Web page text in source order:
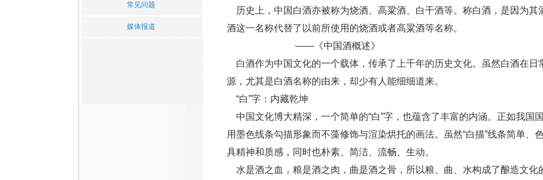
常见问题
媒体报道
历史上，中国白酒亦被称为烧酒、高粱酒、白干酒等。称白酒，是因为
酒这一名称代替了以前所使用的烧酒或者高粱酒等名称。
——《中国酒概述》
白酒作为中国文化的一个载体，传承了上千年的历史文化。虽然白酒在日
源，尤其是白酒名称的由来，却少有人能细细道来。
“白”字：内藏乾坤
中国文化博大精深，一个简单的“白”字，也蕴含了丰富的内涵。正如我国
用墨色线条勾描形象而不藻修饰与渲染烘托的画法。虽然“白描”线条简单、
具精神和质感，同时也朴素、简洁、流畅、生动。
水是酒之血，粮是酒之肉，曲是酒之骨，所以粮、曲、水构成了酿造文化